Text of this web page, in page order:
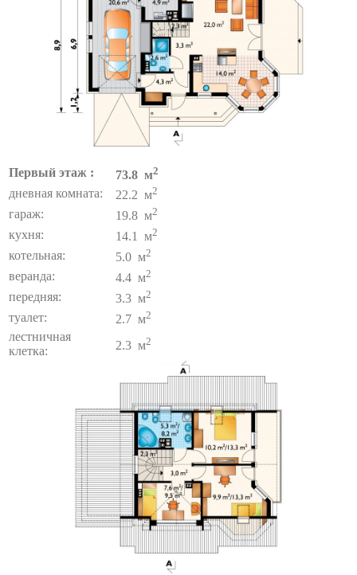
Первый этаж : 73.8 м2
дневная комната: 22.2 м2
гараж: 19.8 м2
кухня: 14.1 м2
котельная: 5.0 м2
веранда: 4.4 м2
передняя: 3.3 м2
туалет: 2.7 м2
лестничная
клетка:
2.3 м2